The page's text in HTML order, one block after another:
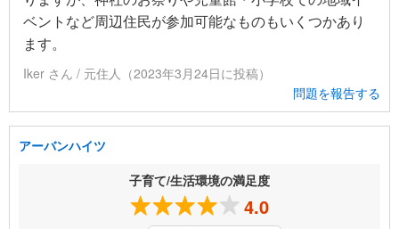
ベントなど周辺住民が参加可能なものもいくつかあり
ます。
Iker さん / 元住人（2023年3月24日に投稿）
問題を報告する
アーバンハイツ
子育て/生活環境の満足度
4.0